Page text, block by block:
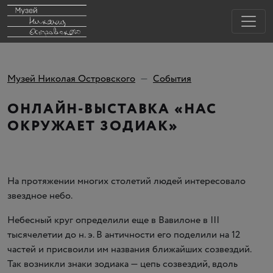
Музей Николая Островского События
ОНЛАЙН-ВЫСТАВКА «НАС
ОКРУЖАЕТ ЗОДИАК»
На протяжении многих столетий людей интересовало
звездное небо.
Небесный круг определили еще в Вавилоне в III
тысячелетии до н. э. В античности его поделили на 12
частей и присвоили им названия ближайших созвездий.
Так возникли знаки зодиака — цепь созвездий, вдоль